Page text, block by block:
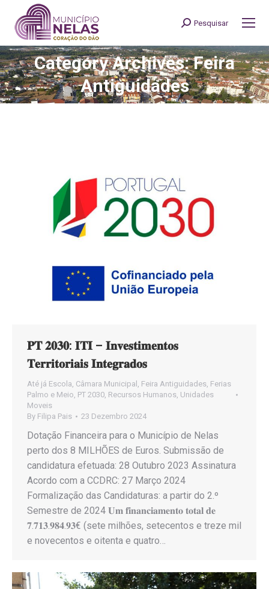
Search:
Pesquisar
Category Archives: Feira
Antiguidades
You are here:
𝐏𝐓 𝟐𝟎𝟑𝟎: 𝐈𝐓𝐈 – 𝐈𝐧𝐯𝐞𝐬𝐭𝐢𝐦𝐞𝐧𝐭𝐨𝐬
𝐓𝐞𝐫𝐫𝐢𝐭𝐨𝐫𝐢𝐚𝐢𝐬 𝐈𝐧𝐭𝐞𝐠𝐫𝐚𝐝𝐨𝐬
Até já Escola, Câmara Municipal , Feira Antiguidades, Ferias
Palmo e Meio, PT 2030, Recursos Humanos, Unidades
Moveis
By Filipa Pais 23 Dezembro 2024
Dotação Financeira para o Município de Nelas
perto dos 8 MILHÕES de Euros. Submissão de
candidatura efetuada: 28 Outubro 2023 Assinatura
Acordo com a CCDRC: 27 Março 2024
Formalização das Candidaturas: a partir do 2.º
Semestre de 2024 𝐔𝐦 𝐟𝐢𝐧𝐚𝐧𝐜𝐢𝐚𝐦𝐞𝐧𝐭𝐨 𝐭𝐨𝐭𝐚𝐥 𝐝𝐞
𝟕.𝟕𝟏𝟑.𝟗𝟖𝟒.𝟗𝟑€ (sete milhões, setecentos e treze mil
e novecentos e oitenta e quatro…